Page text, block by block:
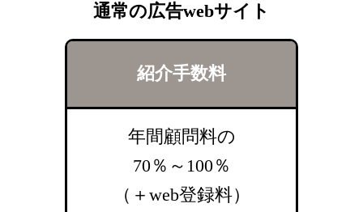
通常の広告webサイト
紹介手数料
年間顧問料の
70％～100％
（＋web登録料）